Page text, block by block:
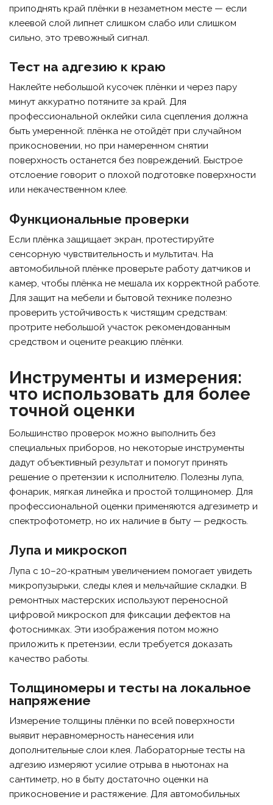
приподнять край плёнки в незаметном месте — если
клеевой слой липнет слишком слабо или слишком
сильно, это тревожный сигнал.
Тест на адгезию к краю
Наклейте небольшой кусочек плёнки и через пару
минут аккуратно потяните за край. Для
профессиональной оклейки сила сцепления должна
быть умеренной: плёнка не отойдёт при случайном
прикосновении, но при намеренном снятии
поверхность останется без повреждений. Быстрое
отслоение говорит о плохой подготовке поверхности
или некачественном клее.
Функциональные проверки
Если плёнка защищает экран, протестируйте
сенсорную чувствительность и мультитач. На
автомобильной плёнке проверьте работу датчиков и
камер, чтобы плёнка не мешала их корректной работе.
Для защит на мебели и бытовой технике полезно
проверить устойчивость к чистящим средствам:
протрите небольшой участок рекомендованным
средством и оцените реакцию плёнки.
Инструменты и измерения:
что использовать для более
точной оценки
Большинство проверок можно выполнить без
специальных приборов, но некоторые инструменты
дадут объективный результат и помогут принять
решение о претензии к исполнителю. Полезны лупа,
фонарик, мягкая линейка и простой толщиномер. Для
профессиональной оценки применяются адгезиметр и
спектрофотометр, но их наличие в быту — редкость.
Лупа и микроскоп
Лупа с 10–20-кратным увеличением помогает увидеть
микропузырьки, следы клея и мельчайшие складки. В
ремонтных мастерских используют переносной
цифровой микроскоп для фиксации дефектов на
фотоснимках. Эти изображения потом можно
приложить к претензии, если требуется доказать
качество работы.
Толщиномеры и тесты на локальное
напряжение
Измерение толщины плёнки по всей поверхности
выявит неравномерность нанесения или
дополнительные слои клея. Лабораторные тесты на
адгезию измеряют усилие отрыва в ньютонах на
сантиметр, но в быту достаточно оценки на
прикосновение и растяжение. Для автомобильных